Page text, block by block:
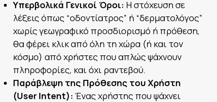
Υπερβολικά Γενικοί Όροι: Η στόχευση σε
λέξεις όπως “οδοντίατρος” ή “δερματολόγος”
χωρίς γεωγραφικό προσδιορισμό ή πρόθεση,
θα φέρει κλικ από όλη τη χώρα (ή και τον
κόσμο) από χρήστες που απλώς ψάχνουν
πληροφορίες, και όχι ραντεβού.
Παράβλεψη της Πρόθεσης του Χρήστη
(User Intent): Ένας χρήστης που ψάχνει